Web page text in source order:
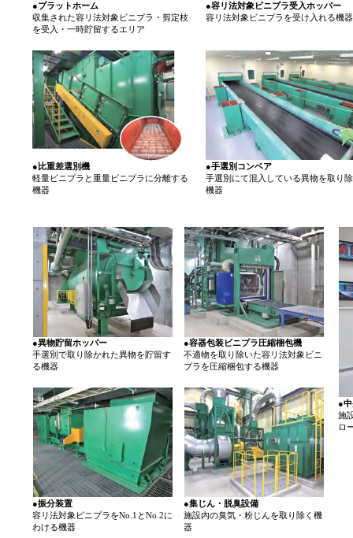
●プラットホーム
収集された容リ法対象ビニプラ・剪定枝
を受入・一時貯留するエリア
●容リ法対象ビニプラ受入ホッパー
容リ法対象ビニプラを受け入れる機器
●比重差選別機
軽量ビニプラと重量ビニプラに分離する
機器
●手選別コンベア
手選別にて混入している異物を取り
機器
●異物貯留ホッパー
手選別で取り除かれた異物を貯留す
る機器
●容器包装ビニプラ圧縮梱包機
不適物を取り除いた容リ法対象ビニ
プラを圧縮梱包する機器
●
施
ロ
●振分装置
容リ法対象ビニプラをNo.1とNo.2に
わける機器
●集じん・脱臭設備
施設内の臭気・粉じんを取り除く機
器